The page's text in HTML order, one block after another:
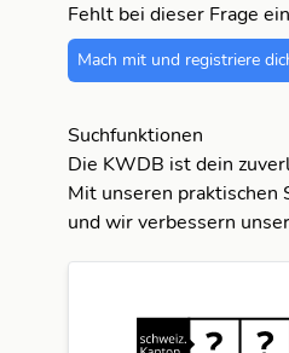
Fehlt bei dieser Frage
Mach mit und registriere
Suchfunktionen
Die KWDB ist dein
Mit unseren praktischen
und wir verbessern